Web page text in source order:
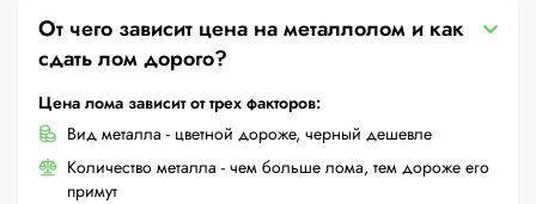
От чего зависит цена на металлолом и как
сдать лом дорого?
Цена лома зависит от трех факторов:
Вид металла - цветной дороже, черный дешевле
Количество металла - чем больше лома, тем дороже его
примут